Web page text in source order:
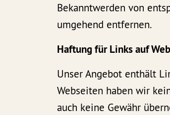
Bekanntwerden von
umgehend entfernen.
Haftung für Links auf
Unser Angebot enthält
Webseiten haben wir
auch keine Gewähr